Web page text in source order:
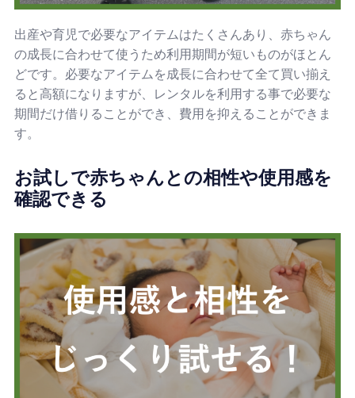
出産や育児で必要なアイテムはたくさんあり、赤ちゃん
の成長に合わせて使うため利用期間が短いものがほとん
どです。必要なアイテムを成長に合わせて全て買い揃え
ると高額になりますが、レンタルを利用する事で必要な
期間だけ借りることができ、費用を抑えることができま
す。
お試しで赤ちゃんとの相性や使用感を
確認できる